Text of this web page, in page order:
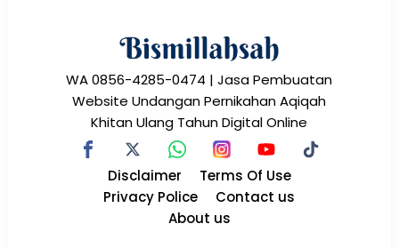
WA 0856-4285-0474 | Jasa Pembuatan
Website Undangan Pernikahan Aqiqah
Khitan Ulang Tahun Digital Online
Disclaimer
Terms Of Use
Privacy Police
Contact us
About us